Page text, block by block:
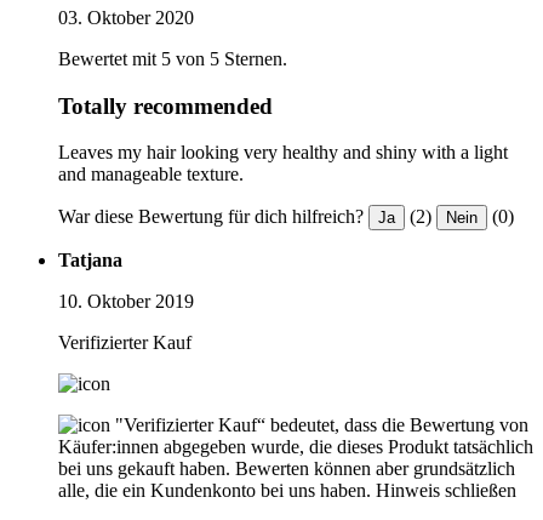
03. Oktober 2020
Bewertet mit 5 von 5 Sternen.
Totally recommended
Leaves my hair looking very healthy and shiny with a light
and manageable texture.
War diese Bewertung für dich hilfreich? Ja (2) Nein (0)
Tatjana
10. Oktober 2019
Verifizierter Kauf
"Verifizierter Kauf“ bedeutet, dass die Bewertung von
Käufer:innen abgegeben wurde, die dieses Produkt tatsächlich
bei uns gekauft haben. Bewerten können aber grundsätzlich
alle, die ein Kundenkonto bei uns haben. Hinweis schließen